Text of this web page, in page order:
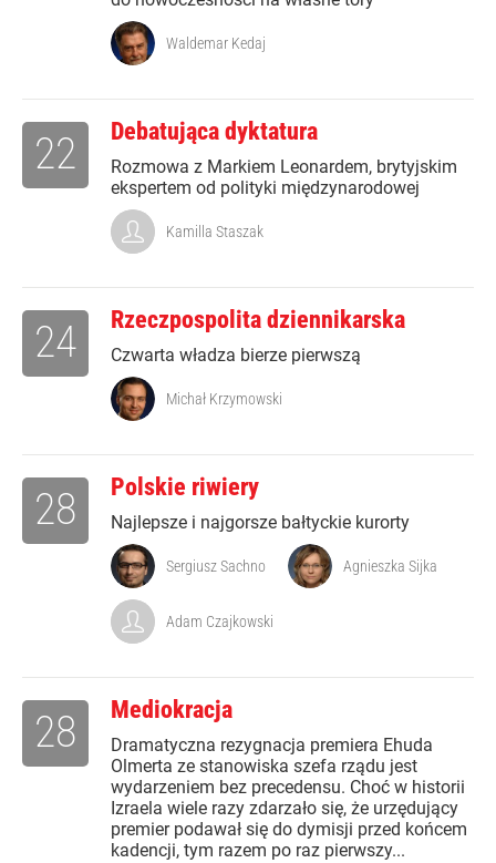
Waldemar Kedaj
Debatująca dyktatura
Rozmowa z Markiem Leonardem, brytyjskim
ekspertem od polityki międzynarodowej
22
Kamilla Staszak
Rzeczpospolita dziennikarska
Czwarta władza bierze pierwszą
24
Michał Krzymowski
Polskie riwiery
Najlepsze i najgorsze bałtyckie kurorty
28
Sergiusz Sachno Agnieszka Sijka
Adam Czajkowski
Mediokracja
Dramatyczna rezygnacja premiera Ehuda
Olmerta ze stanowiska szefa rządu jest
wydarzeniem bez precedensu. Choć w historii
Izraela wiele razy zdarzało się, że urzędujący
premier podawał się do dymisji przed końcem
kadencji, tym razem po raz pierwszy...
28